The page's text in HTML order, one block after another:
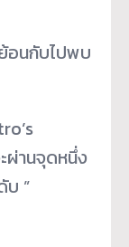
อนกับไปพบ
ผ่านจุดหนึ่ง
บ ”